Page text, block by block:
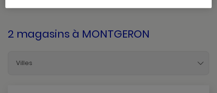
2 magasins à MONTGERON
Villes